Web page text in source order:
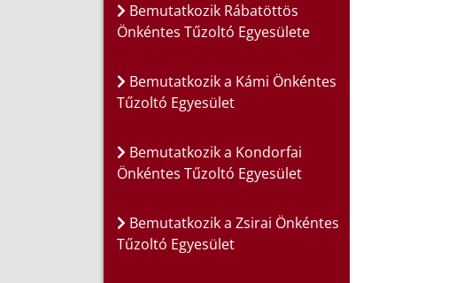
Bemutatkozik Rábatöttös
Önkéntes Tűzoltó Egyesülete
Bemutatkozik a Kámi Önkéntes
Tűzoltó Egyesület
Bemutatkozik a Kondorfai
Önkéntes Tűzoltó Egyesület
Bemutatkozik a Zsirai Önkéntes
Tűzoltó Egyesület